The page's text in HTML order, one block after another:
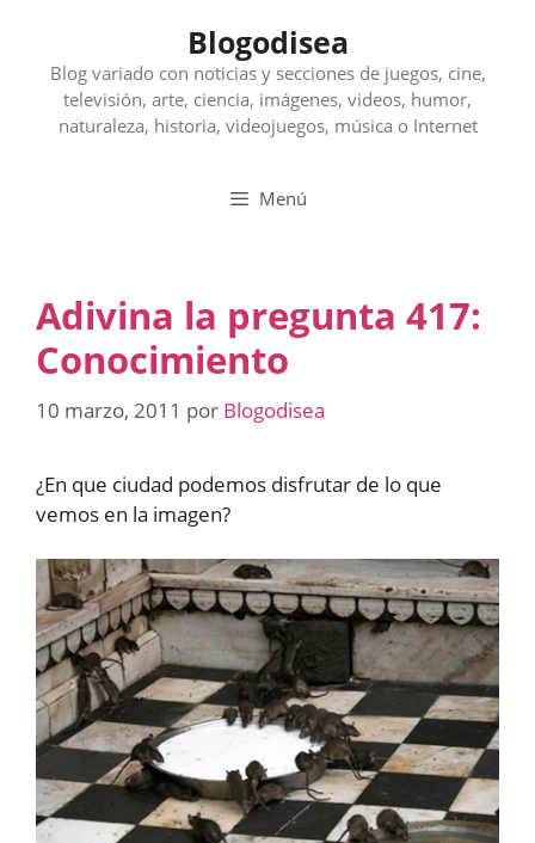
contenido
Blogodisea
Blog variado con noticias y secciones de juegos, cine,
televisión, arte, ciencia, imágenes, videos, humor,
naturaleza, historia, videojuegos, música o Internet
Menú
Adivina la pregunta 417:
Conocimiento
10 marzo, 2011 por Blogodisea
¿En que ciudad podemos disfrutar de lo que
vemos en la imagen?